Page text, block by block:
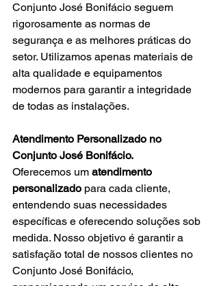
Conjunto José Bonifácio seguem
rigorosamente as normas de
segurança e as melhores práticas do
setor. Utilizamos apenas materiais de
alta qualidade e equipamentos
modernos para garantir a integridade
de todas as instalações.
Atendimento Personalizado no
Conjunto José Bonifácio.
Oferecemos um atendimento
personalizado para cada cliente,
entendendo suas necessidades
específicas e oferecendo soluções sob
medida. Nosso objetivo é garantir a
satisfação total de nossos clientes no
Conjunto José Bonifácio,